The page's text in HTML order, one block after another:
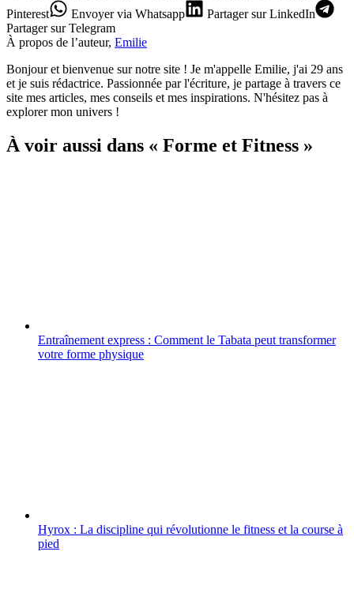
Pinterest
Envoyervia Whatsapp Partagersur LinkedIn
Partagersur Telegram
À propos de l’auteur, Emilie
Bonjour et bienvenue sur notre site ! Je m'appelle Emilie, j'ai 29 ans
et je suis rédactrice. Passionnée par l'écriture, je partage à travers ce
site mes articles, mes conseils et mes inspirations. N'hésitez pas à
explorer mon univers !
À voir aussi dans « Forme et Fitness »
Entraînement express : Comment le Tabata peut transformer
votre forme physique
Hyrox : La discipline qui révolutionne le fitness et la course à
pied